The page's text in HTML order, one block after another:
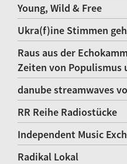
Young, Wild & Free
Ukra(f)ine Stimmen
Raus aus der
Zeiten von Populismus
danube streamwaves
RR Reihe Radiostücke
Independent Music
Radikal Lokal